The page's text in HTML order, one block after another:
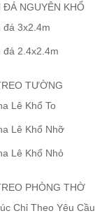
ĐÁ NGUYÊN KHỔ
đá 3x2.4m
đá 2.4x2.4m
TƯỜNG
Lê Khổ To
Lê Khổ Nhỡ
Lê Khổ Nhỏ
PHÒNG THỜ
Chỉ Theo Yêu Cầu